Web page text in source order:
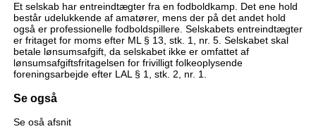
Et selskab har entreindtægter fra en fodboldkamp. Det ene hold
består udelukkende af amatører, mens der på det andet hold
også er professionelle fodboldspillere. Selskabets entreindtægter
er fritaget for moms efter ML § 13, stk. 1, nr. 5. Selskabet skal
betale lønsumsafgift, da selskabet ikke er omfattet af
lønsumsafgiftsfritagelsen for frivilligt folkeoplysende
foreningsarbejde efter LAL § 1, stk. 2, nr. 1.
Se også
Se oså afsnit